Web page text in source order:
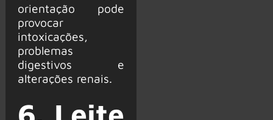
orientação pode
provocar
intoxicações,
problemas
digestivos e
alterações renais.